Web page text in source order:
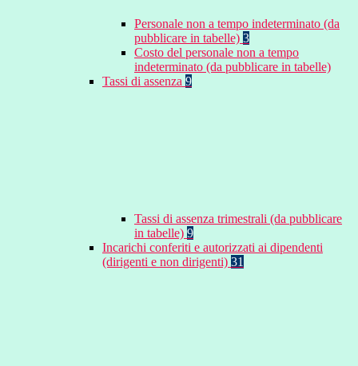
Personale non a tempo indeterminato (da
pubblicare in tabelle) 3
Costo del personale non a tempo
indeterminato (da pubblicare in tabelle)
Tassi di assenza 9
Tassi di assenza trimestrali (da pubblicare
in tabelle) 9
Incarichi conferiti e autorizzati ai dipendenti
(dirigenti e non dirigenti) 31